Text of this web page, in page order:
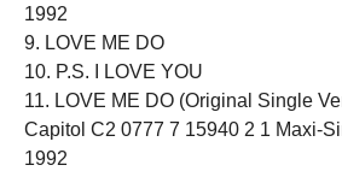
1992
9. LOVE ME DO
10. P.S. I LOVE YOU
11. LOVE ME DO (Original Single
Capitol C2 0777 7 15940 2 1 Maxi-
1992